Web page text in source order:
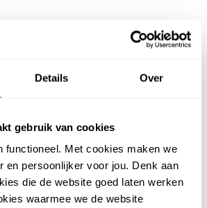
Details Over
gebruik van cookies
functioneel. Met cookies maken we
en persoonlijker voor jou. Denk aan
die de website goed laten werken
waarmee we de website